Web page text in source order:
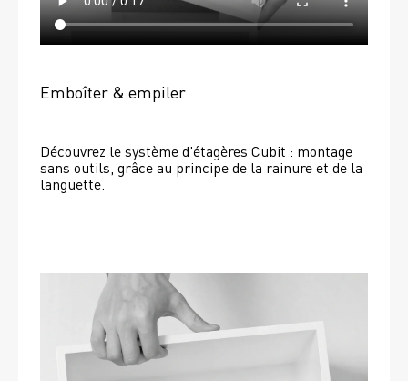
Emboîter & empiler
Découvrez le système d'étagères Cubit : montage
sans outils, grâce au principe de la rainure et de la
languette.